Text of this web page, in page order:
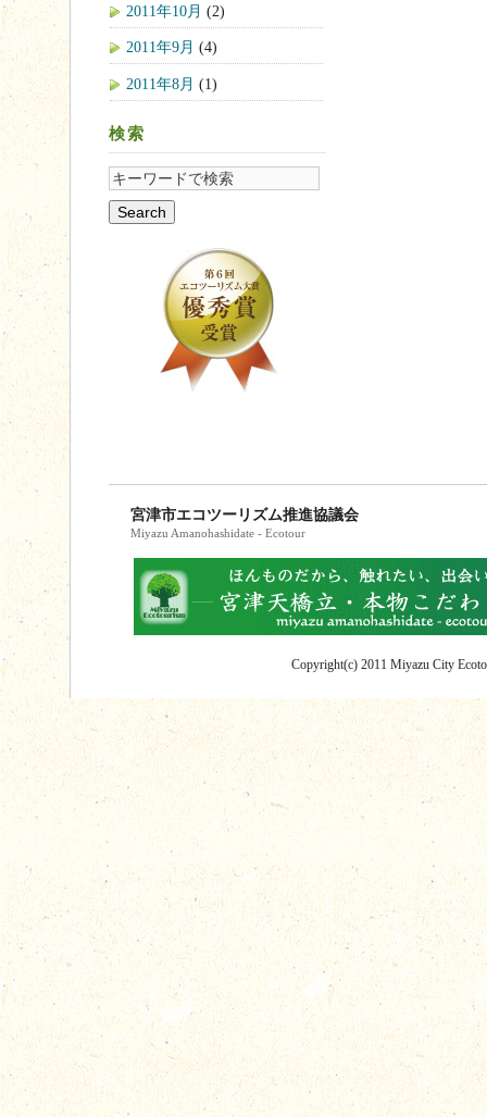
2011年10月 (2)
2011年9月 (4)
2011年8月 (1)
検索
宮津市エコツーリズム推進協議会
Miyazu Amanohashidate - Ecotour
Copyright(c) 2011 Miyazu City